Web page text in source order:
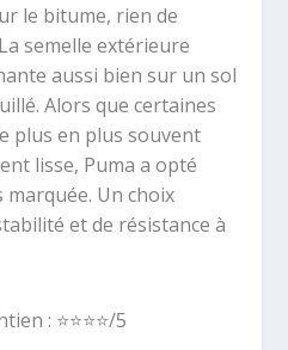
le bitume, rien de
semelle extérieure
aussi bien sur un sol
Alors que certaines
plus en plus souvent
lisse, Puma a opté
Un choix
et de résistance à
: ⭐️⭐️⭐️⭐️/5